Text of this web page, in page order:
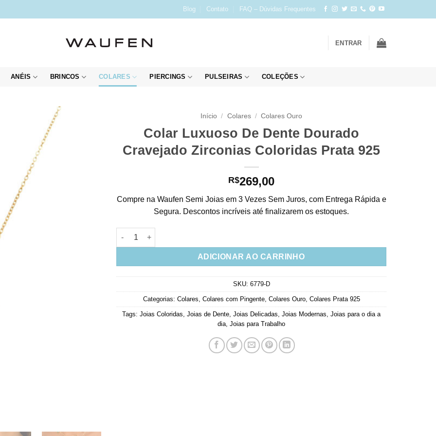
Blog Contato FAQ – Dúvidas Frequentes
ENTRAR
ANÉIS BRINCOS COLARES PIERCINGS PULSEIRAS COLEÇÕES
Início / Colares / Colares Ouro
Colar Luxuoso De Dente Dourado
Cravejado Zirconias Coloridas Prata 925
R$269,00
Compre na Waufen Semi Joias em 3 Vezes Sem Juros, com Entrega Rápida e
Segura. Descontos incríveis até finalizarem os estoques.
Colar Luxuoso De Dente Dourado Cravejado Zirconias Coloridas Prata 925 quantidade
ADICIONAR AO CARRINHO
SKU: 6779-D
Categorias: Colares Colares com Pingente, Colares Ouro, Colares Prata 925
Tags: Joias Coloridas Joias de Dente Joias Delicadas Joias Modernas Joias para o dia a
dia Joias para Trabalho